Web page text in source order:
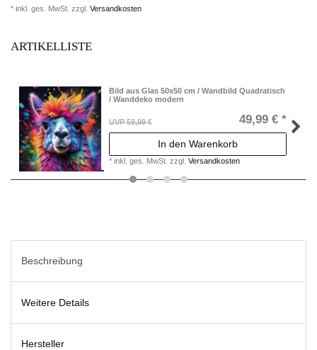
* inkl. ges. MwSt. zzgl. Versandkosten
ARTIKELLISTE
Bild aus Glas 50x50 cm / Wandbild Quadratisch
/ Wanddeko modern
UVP 59,99 € 49,99 € *
In den Warenkorb
*inkl. ges. MwSt. zzgl.Versandkosten
Beschreibung
Weitere Details
Hersteller